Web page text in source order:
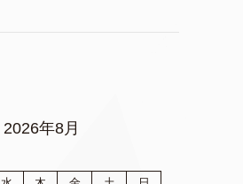
2026年8月